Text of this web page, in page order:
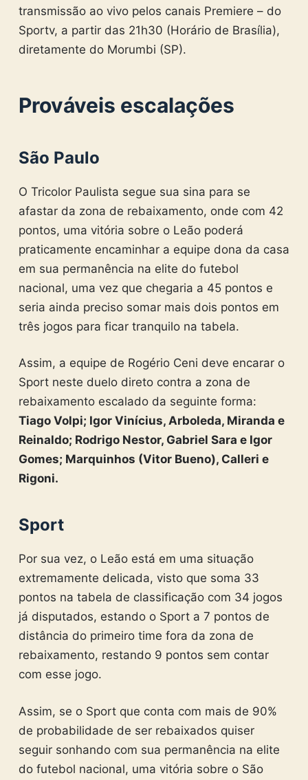
transmissão ao vivo pelos canais Premiere – do
Sportv, a partir das 21h30 (Horário de Brasília),
diretamente do Morumbi (SP).
Prováveis escalações
São Paulo
O Tricolor Paulista segue sua sina para se
afastar da zona de rebaixamento, onde com 42
pontos, uma vitória sobre o Leão poderá
praticamente encaminhar a equipe dona da casa
em sua permanência na elite do futebol
nacional, uma vez que chegaria a 45 pontos e
seria ainda preciso somar mais dois pontos em
três jogos para ficar tranquilo na tabela.
Assim, a equipe de Rogério Ceni deve encarar o
Sport neste duelo direto contra a zona de
rebaixamento escalado da seguinte forma:
Tiago Volpi; Igor Vinícius, Arboleda, Miranda e
Reinaldo; Rodrigo Nestor, Gabriel Sara e Igor
Gomes; Marquinhos (Vitor Bueno), Calleri e
Rigoni.
Sport
Por sua vez, o Leão está em uma situação
extremamente delicada, visto que soma 33
pontos na tabela de classificação com 34 jogos
já disputados, estando o Sport a 7 pontos de
distância do primeiro time fora da zona de
rebaixamento, restando 9 pontos sem contar
com esse jogo.
Assim, se o Sport que conta com mais de 90%
de probabilidade de ser rebaixados quiser
seguir sonhando com sua permanência na elite
do futebol nacional, uma vitória sobre o São